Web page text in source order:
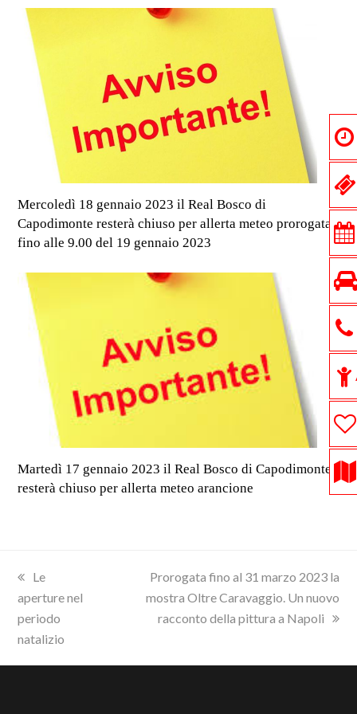
Mercoledì 18 gennaio 2023 il Real Bosco di
Capodimonte resterà chiuso per allerta meteo prorogata
fino alle 9.00 del 19 gennaio 2023
Martedì 17 gennaio 2023 il Real Bosco di Capodimonte
resterà chiuso per allerta meteo arancione
previous
post:
Le
aperture nel
periodo
natalizio
next
post:
Prorogata fino al 31 marzo 2023 la
mostra Oltre Caravaggio. Un nuovo
racconto della pittura a Napoli